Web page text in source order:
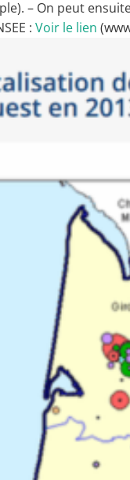
– On peut
:Voir le lien